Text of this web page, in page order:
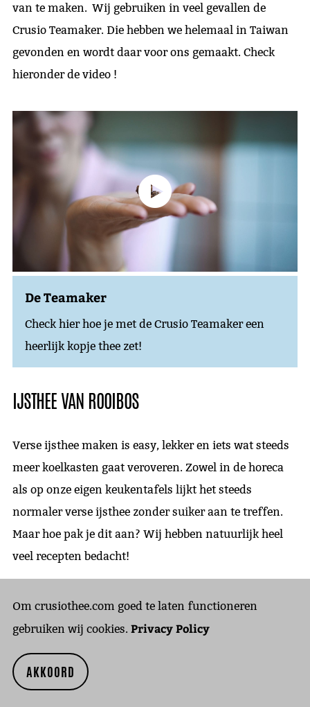
van te maken. Wij gebruiken in veel gevallen de
Crusio Teamaker. Die hebben we helemaal in Taiwan
gevonden en wordt daar voor ons gemaakt. Check
hieronder de video !
De Teamaker
Check hier hoe je met de Crusio Teamaker een
heerlijk kopje thee zet!
IJSTHEE VAN ROOIBOS
Verse ijsthee maken is easy, lekker en iets wat steeds
meer koelkasten gaat veroveren. Zowel in de horeca
als op onze eigen keukentafels lijkt het steeds
normaler verse ijsthee zonder suiker aan te treffen.
Maar hoe pak je dit aan? Wij hebben natuurlijk heel
veel recepten bedacht!
MAAK EEN ZOMERSE IJSTHEE
MET DE THEE UIT DEZE BLOG:
NO.029 ROOIBOS!
Om crusiothee.com goed te laten functioneren
gebruiken wij cookies. Privacy Policy
AKKOORD